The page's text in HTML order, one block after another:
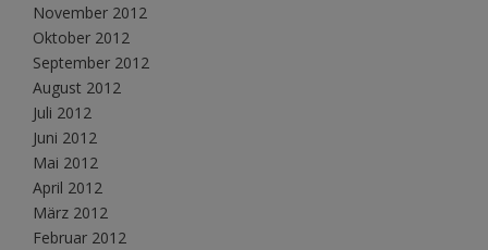
November 2012
Oktober 2012
September 2012
August 2012
Juli 2012
Juni 2012
Mai 2012
April 2012
März 2012
Februar 2012